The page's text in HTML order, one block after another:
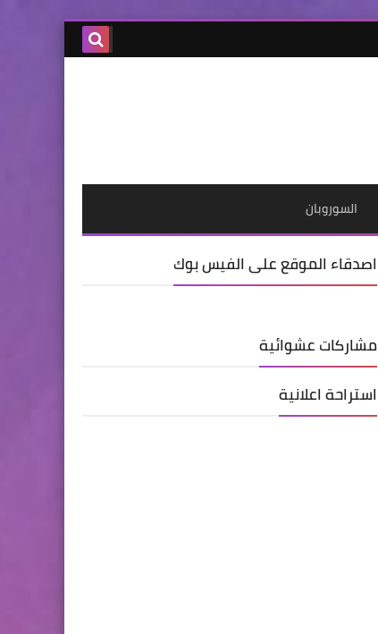
السوروبان
اصدقاء الموقع على الفيس بوك
مشاركات عشوائية
استراحة اعلانية